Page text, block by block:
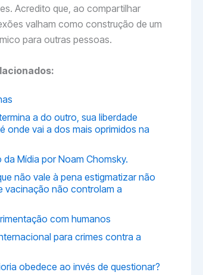
Acredito que, ao compartilhar
valham como construção de um
para outras pessoas.
a do outro, sua liberdade
onde vai a dos mais oprimidos na
da Mídia por Noam Chomsky.
não vale à pena estigmatizar não
vacinação não controlam a
com humanos
para crimes contra a
obedece ao invés de questionar?